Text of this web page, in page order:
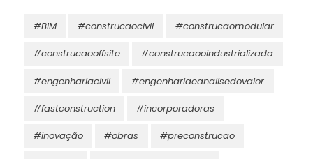
#BIM #construcaocivil #construcaomodular
#construcaooffsite #construcaooindustrializada
#engenhariacivil #engenhariaeanalisedovalor
#fastconstruction #incorporadoras
#inovação #obras #preconstrucao